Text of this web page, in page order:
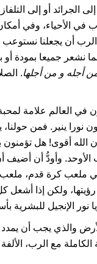
الجرائد أو إلى
الأحياء، وفي
أن يجعلنا
نشعر جميعا بمودة أو
أجله و من أجلها.
العالم علامة لمحبة
ينير. فمن
أقوى! هل تؤمنون
وأودُّ أن أضيف
في ملعب كرة قدم،
ولكن إذا أشعل
الإنجيل للبشرية
والذي يجب أن
الكاملة مع الرب،